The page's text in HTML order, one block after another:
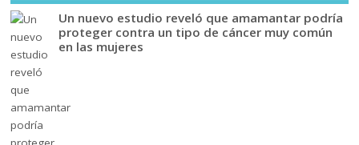
Un nuevo estudio reveló que amamantar podría
proteger contra un tipo de cáncer muy común
en las mujeres